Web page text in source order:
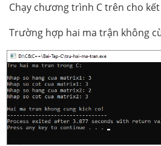
Chạy chương trình C trên cho
Trường hợp hai ma trận không